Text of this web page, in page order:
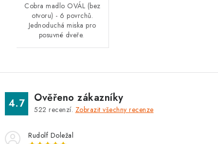
Cobra madlo OVÁL (bez
otvoru) - 6 povrchů.
Jednoduchá miska pro
posuvné dveře.
4.7 Ověřeno zákazníky
522 recenzí. Zobrazit všechny recenze
Rudolf Doležal